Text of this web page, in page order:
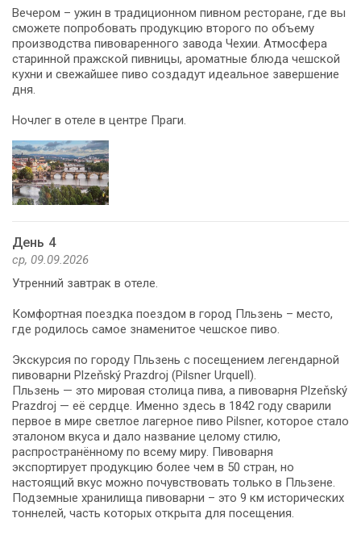
Вечером – ужин в традиционном пивном ресторане, где вы
сможете попробовать продукцию второго по объему
производства пивоваренного завода Чехии. Атмосфера
старинной пражской пивницы, ароматные блюда чешской
кухни и свежайшее пиво создадут идеальное завершение
дня.
Ночлег в отеле в центре Праги.
День 4
ср, 09.09.2026
Утренний завтрак в отеле.
Комфортная поездка поездом в город Пльзень – место,
где родилось самое знаменитое чешское пиво.
Экскурсия по городу Пльзень с посещением легендарной
пивоварни Plzeňský Prazdroj (Pilsner Urquell).
Пльзень — это мировая столица пива, а пивоварня Plzeňský
Prazdroj — её сердце. Именно здесь в 1842 году сварили
первое в мире светлое лагерное пиво Pilsner, которое стало
эталоном вкуса и дало название целому стилю,
распространённому по всему миру. Пивоварня
экспортирует продукцию более чем в 50 стран, но
настоящий вкус можно почувствовать только в Пльзене.
Подземные хранилища пивоварни – это 9 км исторических
тоннелей, часть которых открыта для посещения.